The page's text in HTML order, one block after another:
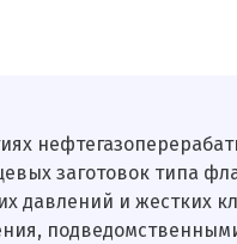
заготовок типа
давлений и жестких